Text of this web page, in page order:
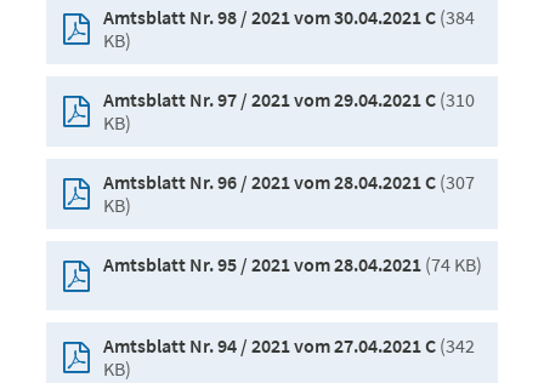
Amtsblatt Nr. 98 / 2021 vom 30.04.2021 C(384
KB)
Amtsblatt Nr. 97 / 2021 vom 29.04.2021 C(310
KB)
Amtsblatt Nr. 96 / 2021 vom 28.04.2021 C(307
KB)
Amtsblatt Nr. 95 / 2021 vom 28.04.2021(74 KB)
Amtsblatt Nr. 94 / 2021 vom 27.04.2021 C(342
KB)